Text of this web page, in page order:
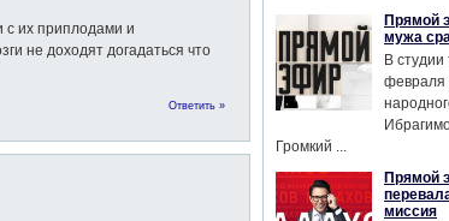
с их приплодами и
не доходят догадаться что
Ответить »
Прямой
мужа
В
февраля
Громкий ...
Прямой
миссия